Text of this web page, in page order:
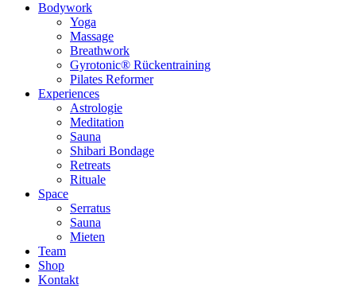
Bodywork
Yoga
Massage
Breathwork
Gyrotonic® Rückentraining
Pilates Reformer
Experiences
Astrologie
Meditation
Sauna
Shibari Bondage
Retreats
Rituale
Space
Serratus
Sauna
Mieten
Team
Shop
Kontakt